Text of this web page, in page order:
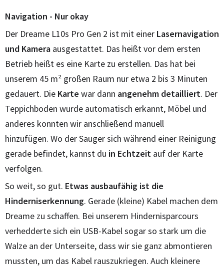
Navigation - Nur okay
Der Dreame L10s Pro Gen 2 ist mit einer Lasernavigation
und Kamera ausgestattet. Das heißt vor dem ersten
Betrieb heißt es eine Karte zu erstellen. Das hat bei
unserem 45 m² großen Raum nur etwa 2 bis 3 Minuten
gedauert. Die Karte war dann angenehm detailliert. Der
Teppichboden wurde automatisch erkannt, Möbel und
anderes konnten wir anschließend manuell
hinzufügen. Wo der Sauger sich während einer Reinigung
gerade befindet, kannst du in Echtzeit auf der Karte
verfolgen.
So weit, so gut. Etwas ausbaufähig ist die
Hinderniserkennung. Gerade (kleine) Kabel machen dem
Dreame zu schaffen. Bei unserem Hindernisparcours
verhedderte sich ein USB-Kabel sogar so stark um die
Walze an der Unterseite, dass wir sie ganz abmontieren
mussten, um das Kabel rauszukriegen. Auch kleinere